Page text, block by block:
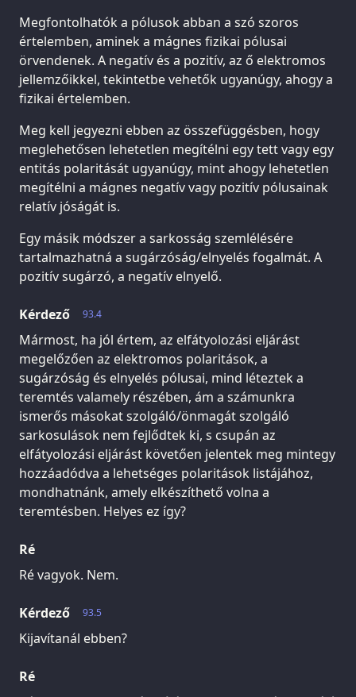
Megfontolhatók a pólusok abban a szó szoros
értelemben, aminek a mágnes fizikai pólusai
örvendenek. A negatív és a pozitív, az ő elektromos
jellemzőikkel, tekintetbe vehetők ugyanúgy, ahogy a
fizikai értelemben.
Meg kell jegyezni ebben az összefüggésben, hogy
meglehetősen lehetetlen megítélni egy tett vagy egy
entitás polaritását ugyanúgy, mint ahogy lehetetlen
megítélni a mágnes negatív vagy pozitív pólusainak
relatív jóságát is.
Egy másik módszer a sarkosság szemlélésére
tartalmazhatná a sugárzóság/elnyelés fogalmát. A
pozitív sugárzó, a negatív elnyelő.
93.4
Kérdező
Mármost, ha jól értem, az elfátyolozási eljárást
megelőzően az elektromos polaritások, a
sugárzóság és elnyelés pólusai, mind léteztek a
teremtés valamely részében, ám a számunkra
ismerős másokat szolgáló/önmagát szolgáló
sarkosulások nem fejlődtek ki, s csupán az
elfátyolozási eljárást követően jelentek meg mintegy
hozzáadódva a lehetséges polaritások listájához,
mondhatnánk, amely elkészíthető volna a
teremtésben. Helyes ez így?
Ré
Ré vagyok. Nem.
93.5
Kérdező
Kijavítanál ebben?
Ré